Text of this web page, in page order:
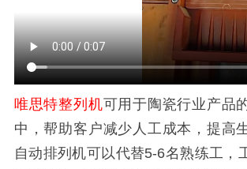
唯思特整列机可用于陶瓷行业产品
中，帮助客户减少人工成本，提高
自动排列机可以代替5-6名熟练工，